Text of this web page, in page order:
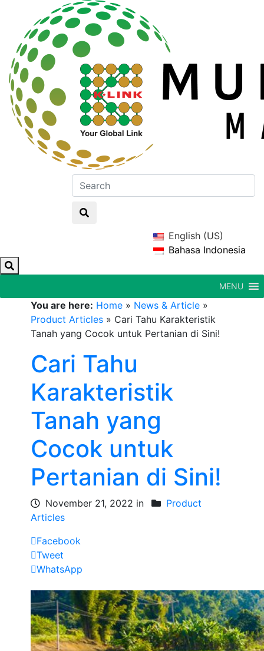
English (US)
Bahasa Indonesia
MENU
You are here: Home » News & Article »
Product Articles » Cari Tahu Karakteristik
Tanah yang Cocok untuk Pertanian di Sini!
Cari Tahu
Karakteristik
Tanah yang
Cocok untuk
Pertanian di Sini!
November 21, 2022 in
Product
Articles
Facebook
Tweet
WhatsApp